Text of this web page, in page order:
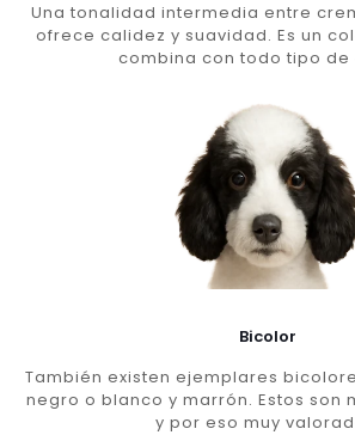
Una tonalidad intermedia entre
ofrece calidez y suavidad. Es un
combina con todo tipo de
Bicolor
También existen ejemplares
negro o blanco y marrón. Estos son
y por eso muy